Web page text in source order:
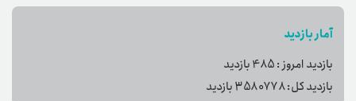
آمار بازدید
بازدید امروز :485بازدید
بازدید کل:3580778بازدید